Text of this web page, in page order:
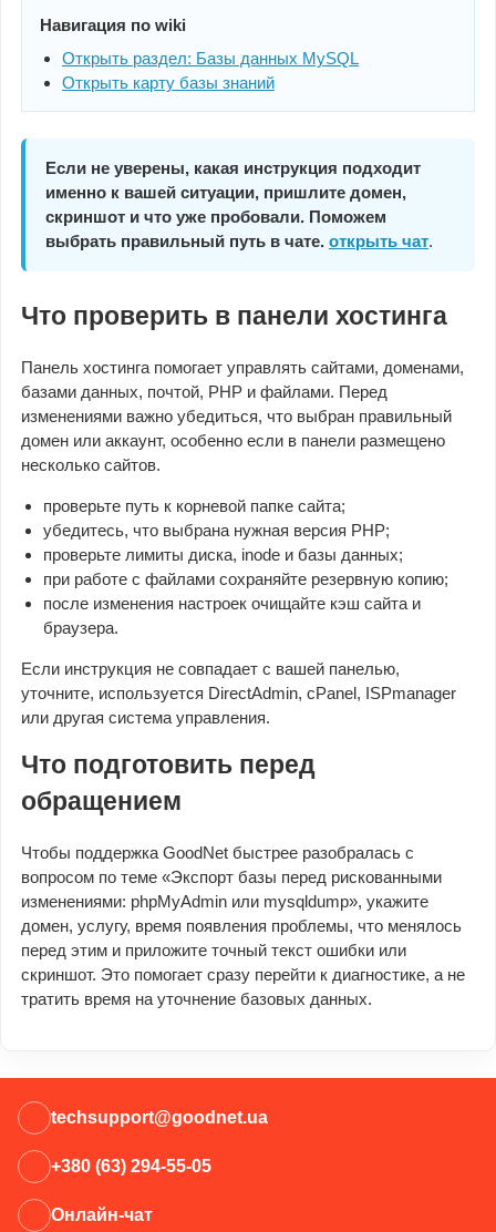
Навигация по wiki
Открыть раздел: Базы данных MySQL
Открыть карту базы знаний
Если не уверены, какая инструкция подходит
именно к вашей ситуации, пришлите домен,
скриншот и что уже пробовали. Поможем
выбрать правильный путь в чате. открыть чат.
Что проверить в панели хостинга
Панель хостинга помогает управлять сайтами, доменами,
базами данных, почтой, PHP и файлами. Перед
изменениями важно убедиться, что выбран правильный
домен или аккаунт, особенно если в панели размещено
несколько сайтов.
проверьте путь к корневой папке сайта;
убедитесь, что выбрана нужная версия PHP;
проверьте лимиты диска, inode и базы данных;
при работе с файлами сохраняйте резервную копию;
после изменения настроек очищайте кэш сайта и
браузера.
Если инструкция не совпадает с вашей панелью,
уточните, используется DirectAdmin, cPanel, ISPmanager
или другая система управления.
Что подготовить перед
обращением
Чтобы поддержка GoodNet быстрее разобралась с
вопросом по теме «Экспорт базы перед рискованными
изменениями: phpMyAdmin или mysqldump», укажите
домен, услугу, время появления проблемы, что менялось
перед этим и приложите точный текст ошибки или
скриншот. Это помогает сразу перейти к диагностике, а не
тратить время на уточнение базовых данных.
techsupport@goodnet.ua
+380 (63) 294-55-05
Онлайн-чат